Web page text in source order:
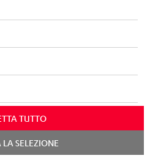
price of € 29.99. This offer is
separately.
TUTTO
SELEZIONE